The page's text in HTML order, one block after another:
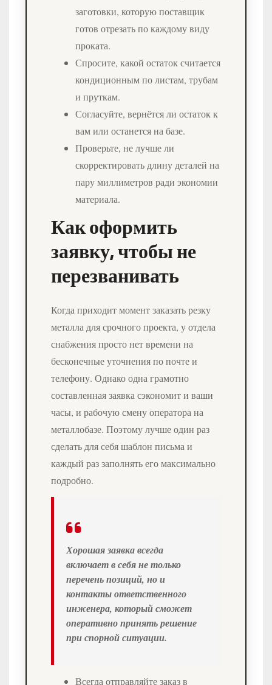
заготовки, которую поставщик
готов отрезать по каждому виду
проката.
Спросите, какой остаток считается
кондиционным по листам, трубам
и пруткам.
Согласуйте, вернётся ли остаток к
вам или останется на базе.
Проверьте, не лучше ли
скорректировать длину деталей на
пару миллиметров ради экономии
материала.
Как оформить
заявку, чтобы не
перезванивать
Когда приходит момент заказать резку
металла для срочного проекта, у отдела
снабжения просто нет времени на
бесконечные уточнения по почте и
телефону. Однако одна грамотно
составленная заявка сэкономит и ваши
часы, и рабочую смену оператора на
металлобазе. Поэтому лучше один раз
сделать для себя шаблон письма и
каждый раз заполнять его максимально
подробно.
Хорошая заявка всегда
включает в себя не только
перечень позиций, но и
контакты ответственного
инженера, который сможет
оперативно принять решение
при спорной ситуации.
Всегда отправляйте заказ в